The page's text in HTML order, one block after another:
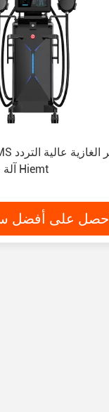
800W آلة عضلة Hiemt
احصل على أفضل